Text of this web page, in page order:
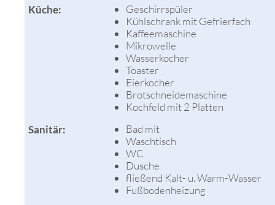
Küche:
Geschirrspüler
Kühlschrank mit Gefrierfach
Kaffeemaschine
Mikrowelle
Wasserkocher
Toaster
Eierkocher
Brotschneidemaschine
Kochfeld mit 2 Platten
Sanitär:
Bad mit
Waschtisch
WC
Dusche
fließend Kalt- u. Warm-Wasser
Fußbodenheizung